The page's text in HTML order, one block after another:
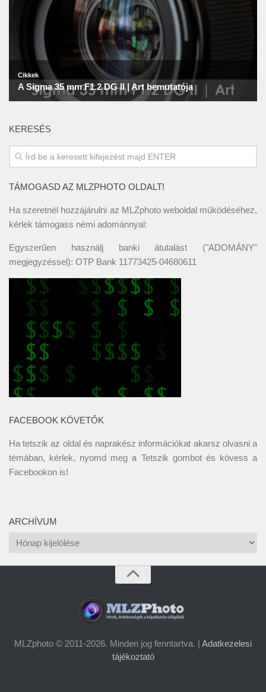
KERESÉS
TÁMOGASD AZ MLZPHOTO OLDALT!
Ha szeretnél hozzájárulni az MLZphoto weboldal működéséhez,
kérlek támogass némi adománnyal:
Egyszerűen használj banki átutalást ("ADOMÁNY"
megjegyzéssel): OTP Bank 11773425-04680611
FACEBOOK KÖVETŐK
Ha tetszik az oldal és naprakész információkat akarsz olvasni a
témában, kérlek, nyomd meg a Tetszik gombot és kövess a
Facebookon is!
ARCHÍVUM
Archívum
MLZphoto © 2011-2026. Minden jog fenntartva. | Adatkezelesi
tájékoztató